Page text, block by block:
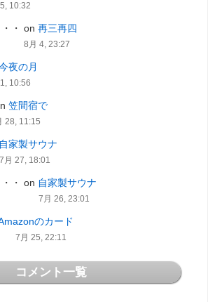
10:32
・ on 再三再四
8月 4, 23:27
夜の月
10:56
笠間宿で
28, 11:15
自家製サウナ
7月 27, 18:01
・ on 自家製サウナ
7月 26, 23:01
のカード
7月 25, 22:11
コメント一覧